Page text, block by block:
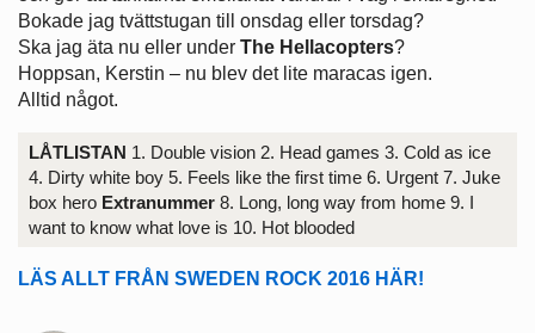
Bokade jag tvättstugan till onsdag eller torsdag?
Ska jag äta nu eller under The Hellacopters?
Hoppsan, Kerstin – nu blev det lite maracas igen.
Alltid något.
LÅTLISTAN 1. Double vision 2. Head games 3. Cold as ice
4. Dirty white boy 5. Feels like the first time 6. Urgent 7. Juke
box hero Extranummer 8. Long, long way from home 9. I
want to know what love is 10. Hot blooded
LÄS ALLT FRÅN SWEDEN ROCK 2016 HÄR!